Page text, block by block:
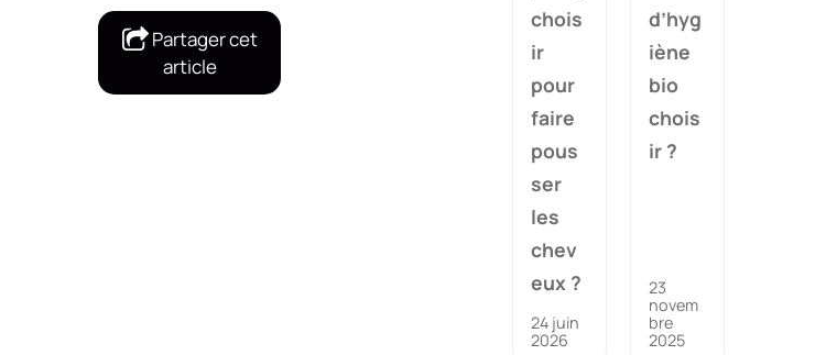
Partager cet
article
chois
ir
pour
faire
pous
ser
les
chev
eux ?
24 juin
2026
d’hyg
iène
bio
chois
ir ?
23
novem
bre
2025